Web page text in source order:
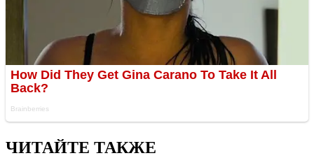
ЧИТАЙТЕ ТАКЖЕ